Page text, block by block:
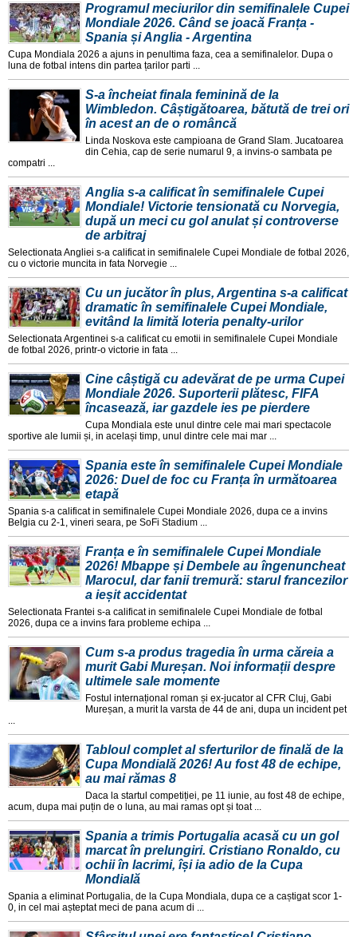
Programul meciurilor din semifinalele Cupei
Mondiale 2026. Când se joacă Franța -
Spania și Anglia - Argentina
Cupa Mondiala 2026 a ajuns in penultima faza, cea a semifinalelor. Dupa o
luna de fotbal intens din partea țarilor parti ...
S-a încheiat finala feminină de la
Wimbledon. Câștigătoarea, bătută de trei ori
în acest an de o româncă
Linda Noskova este campioana de Grand Slam. Jucatoarea
din Cehia, cap de serie numarul 9, a invins-o sambata pe
compatri ...
Anglia s-a calificat în semifinalele Cupei
Mondiale! Victorie tensionată cu Norvegia,
după un meci cu gol anulat și controverse
de arbitraj
Selectionata Angliei s-a calificat in semifinalele Cupei Mondiale de fotbal 2026,
cu o victorie muncita in fata Norvegie ...
Cu un jucător în plus, Argentina s-a calificat
dramatic în semifinalele Cupei Mondiale,
evitând la limită loteria penalty-urilor
Selectionata Argentinei s-a calificat cu emotii in semifinalele Cupei Mondiale
de fotbal 2026, printr-o victorie in fata ...
Cine câștigă cu adevărat de pe urma Cupei
Mondiale 2026. Suporterii plătesc, FIFA
încasează, iar gazdele ies pe pierdere
Cupa Mondiala este unul dintre cele mai mari spectacole
sportive ale lumii și, in același timp, unul dintre cele mai mar ...
Spania este în semifinalele Cupei Mondiale
2026: Duel de foc cu Franța în următoarea
etapă
Spania s-a calificat in semifinalele Cupei Mondiale 2026, dupa ce a invins
Belgia cu 2-1, vineri seara, pe SoFi Stadium ...
Franța e în semifinalele Cupei Mondiale
2026! Mbappe și Dembele au îngenuncheat
Marocul, dar fanii tremură: starul francezilor
a ieșit accidentat
Selectionata Frantei s-a calificat in semifinalele Cupei Mondiale de fotbal
2026, dupa ce a invins fara probleme echipa ...
Cum s-a produs tragedia în urma căreia a
murit Gabi Mureșan. Noi informații despre
ultimele sale momente
Fostul internațional roman și ex-jucator al CFR Cluj, Gabi
Mureșan, a murit la varsta de 44 de ani, dupa un incident pet
...
Tabloul complet al sferturilor de finală de la
Cupa Mondială 2026! Au fost 48 de echipe,
au mai rămas 8
Daca la startul competiției, pe 11 iunie, au fost 48 de echipe,
acum, dupa mai puțin de o luna, au mai ramas opt și toat ...
Spania a trimis Portugalia acasă cu un gol
marcat în prelungiri. Cristiano Ronaldo, cu
ochii în lacrimi, își ia adio de la Cupa
Mondială
Spania a eliminat Portugalia, de la Cupa Mondiala, dupa ce a caștigat scor 1-
0, in cel mai așteptat meci de pana acum di ...